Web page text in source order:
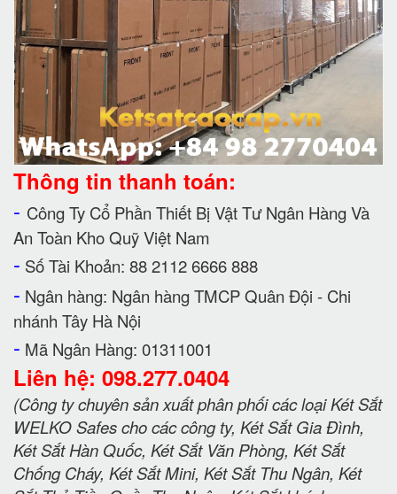
Thông tin thanh toán:
- Công Ty Cổ Phần Thiết Bị Vật Tư Ngân Hàng Và
An Toàn Kho Quỹ Việt Nam
- Số Tài Khoản: 88 2112 6666 888
- Ngân hàng: Ngân hàng TMCP Quân Đội - Chi
nhánh Tây Hà Nội
- Mã Ngân Hàng: 01311001
Liên hệ: 098.277.0404
(Công ty chuyên sản xuất phân phối các loại Két Sắt
WELKO Safes cho các công ty, Két Sắt Gia Đình,
Két Sắt Hàn Quốc, Két Sắt Văn Phòng, Két Sắt
Chống Cháy, Két Sắt Mini, Két Sắt Thu Ngân, Két